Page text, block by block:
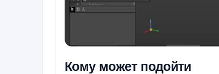
Кому может подойти